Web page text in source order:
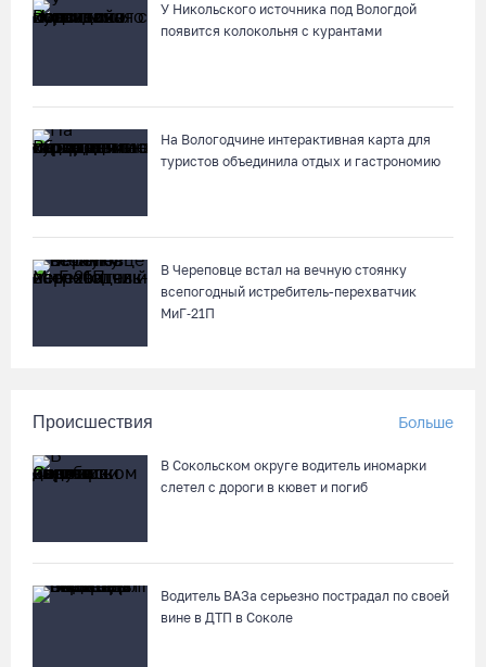
04.08.26 / 15:03
У Никольского источника под Вологдой
появится колокольня с курантами
На Вологодчине интерактивная карта для
туристов объединила отдых и гастрономию
В Череповце встал на вечную стоянку
всепогодный истребитель-перехватчик
МиГ‑21П
Происшествия Больше
В Сокольском округе водитель иномарки
слетел с дороги в кювет и погиб
Водитель ВАЗа серьезно пострадал по своей
вине в ДТП в Соколе